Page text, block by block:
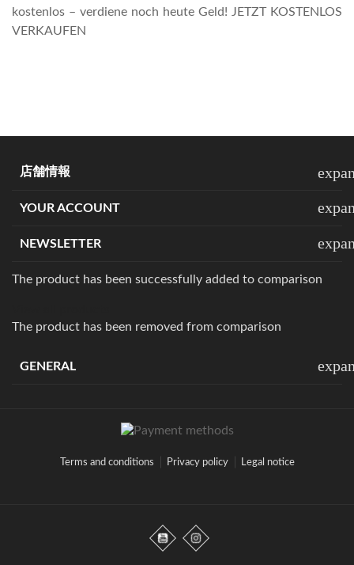
kostenlos – verdiene noch heute Geld! JETZT KOSTENLOS
VERKAUFEN
店舗情報
YOUR ACCOUNT
NEWSLETTER
The product has been successfully added to comparison
The product has been removed from comparison
GENERAL
Terms and conditions Privacy policy Legal notice